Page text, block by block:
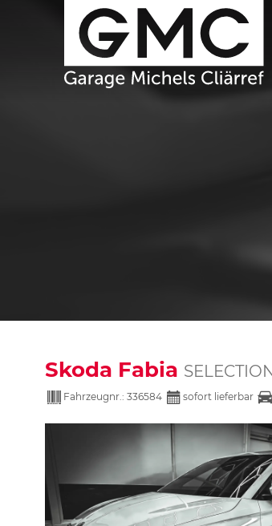
Skoda Fabia
Fahrzeugnr.: 336584 sofort lieferbar